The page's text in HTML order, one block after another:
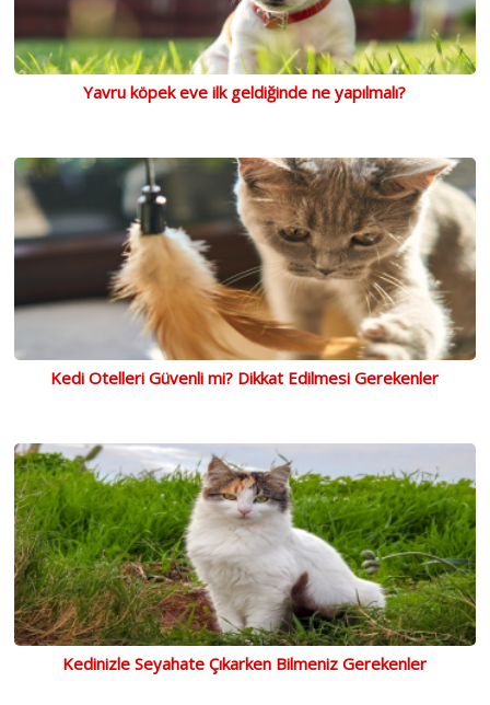
Yavru köpek eve ilk geldiğinde ne yapılmalı?
Kedi Otelleri Güvenli mi? Dikkat Edilmesi Gerekenler
Kedinizle Seyahate Çıkarken Bilmeniz Gerekenler